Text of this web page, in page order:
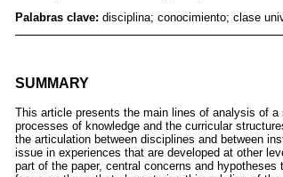
Palabras clave: disciplina; conocimiento; clase
SUMMARY
This article presents the main lines of analysis of
processes of knowledge and the curricular
the articulation between disciplines and between
issue in experiences that are developed at other
part of the paper, central concerns and